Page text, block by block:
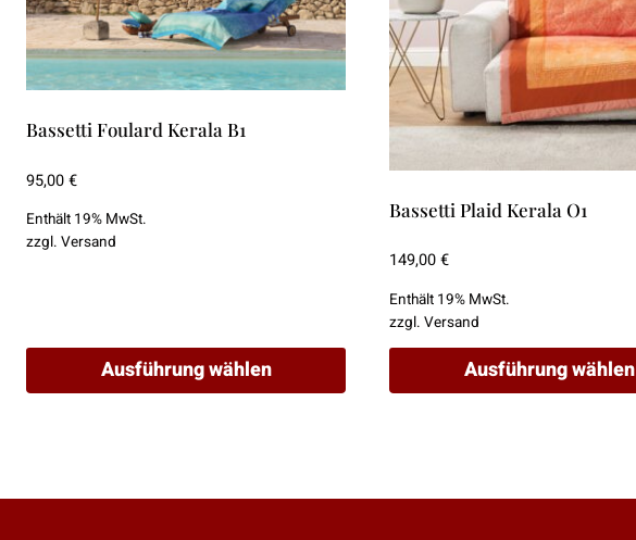
Bassetti Foulard Kerala B1
95,00€
Enthält 19% MwSt.
zzgl. Versand
Ausführung wählen
mehrere
Bassetti Plaid Kerala O1
149,00€
Enthält 19% MwSt.
zzgl. Versand
Ausführung wählen
mehrere